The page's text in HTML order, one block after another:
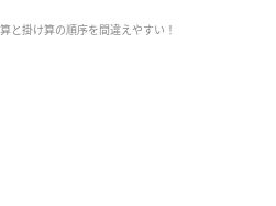
。8×12÷4=96÷4=24となり
と掛け算の順序を間違えやすい！